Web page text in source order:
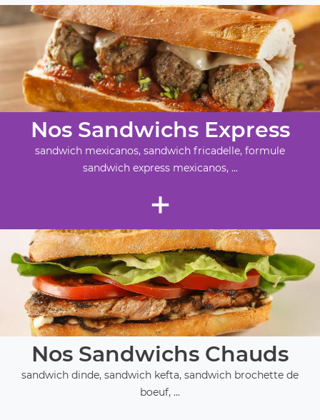
Nos Sandwichs Express
sandwich mexicanos, sandwich fricadelle, formule
sandwich express mexicanos, ...
+
Nos Sandwichs Chauds
sandwich dinde, sandwich kefta, sandwich brochette de
boeuf, ...